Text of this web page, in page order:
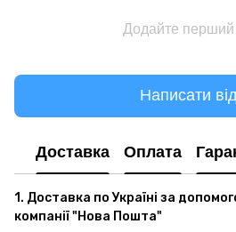
Додайте перший
Написати
Доставка Оплата
1. Доставка по Україні за
компанії "Нова Пошта"